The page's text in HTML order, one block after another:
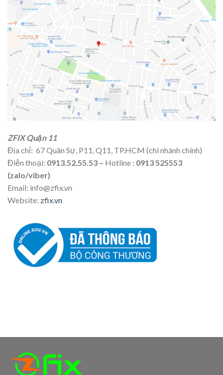
ZFIX Quận 11
Địa chỉ: 67 Quân Sự, P11, Q11, TP.HCM (chi nhánh chính)
Điện thoại: 0913.52.55.53 – Hotline : 0913 525553
(zalo/viber)
Email: info@zfix.vn
Website: zfix.vn